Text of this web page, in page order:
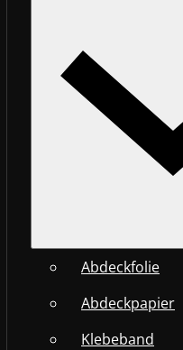
Abdeckfolie
Abdeckpapier
Klebeband